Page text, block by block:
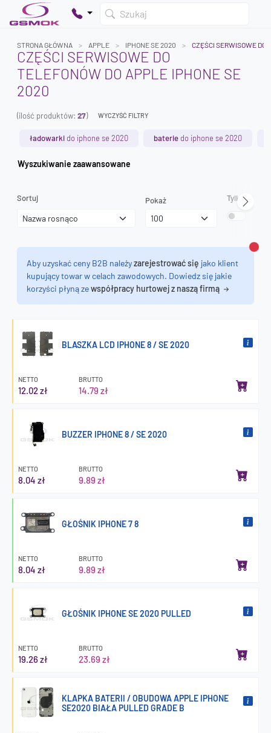
Szukaj
0 zł
STRONA GŁÓWNA APPLE IPHONE SE 2020 CZĘŚCI SERWISOWE DO
CZĘŚCI SERWISOWE DO
TELEFONÓW DO APPLE IPHONE SE
2020
(ilość produktów: 27) WYCZYŚĆ FILTRY
ładowarki do iphone se 2020 baterie do iphone se 2020
Wyszukiwanie zaawansowane
Sortuj Pokaż Tylko
Aby uzyskać ceny B2B należyzarejestrować się jako klient
kupujący towar w celach zawodowych. Dowiedz się jakie
korzyści płyną zewspółpracy hurtowej z naszą firmą
BLASZKA LCD IPHONE 8 / SE 2020
NETTO
12.02 zł
BRUTTO
14.79 zł
BUZZER IPHONE 8 / SE 2020
NETTO
8.04 zł
BRUTTO
9.89 zł
GŁOŚNIK IPHONE 7 8
NETTO
8.04 zł
BRUTTO
9.89 zł
GŁOŚNIK IPHONE SE 2020 PULLED
NETTO
19.26 zł
BRUTTO
23.69 zł
KLAPKA BATERII / OBUDOWA APPLE IPHONE
SE2020 BIAŁA PULLED GRADE B